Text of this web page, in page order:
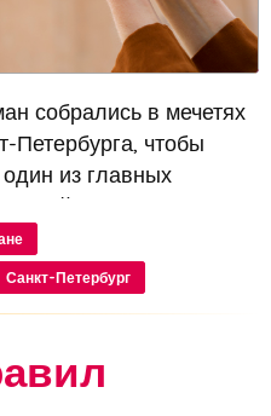
собрались в мечетях
Петербурга, чтобы
из главных
мечети на
100 тысяч человек
молитв...
Санкт-Петербург